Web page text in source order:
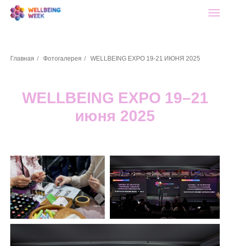
Главная / Фотогалерея / WELLBEING EXPO 19-21 ИЮНЯ 2025
WELLBEING EXPO 19–21
июня 2025